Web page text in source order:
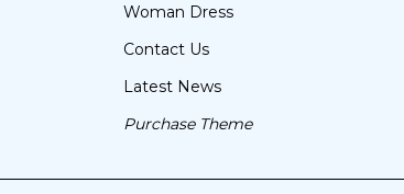
Woman Dress
Contact Us
Latest News
Purchase Theme